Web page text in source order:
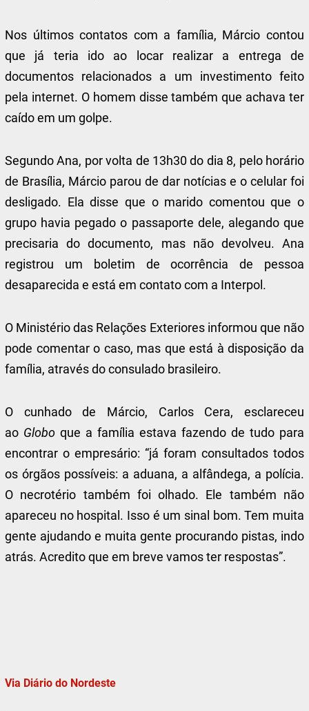
Nos últimos contatos com a família, Márcio contou
que já teria ido ao locar realizar a entrega de
documentos relacionados a um investimento feito
pela internet. O homem disse também que achava ter
caído em um golpe.
Segundo Ana, por volta de 13h30 do dia 8, pelo horário
de Brasília, Márcio parou de dar notícias e o celular foi
desligado. Ela disse que o marido comentou que o
grupo havia pegado o passaporte dele, alegando que
precisaria do documento, mas não devolveu. Ana
registrou um boletim de ocorrência de pessoa
desaparecida e está em contato com a Interpol.
O Ministério das Relações Exteriores informou que não
pode comentar o caso, mas que está à disposição da
família, através do consulado brasileiro.
O cunhado de Márcio, Carlos Cera, esclareceu
ao Globo que a família estava fazendo de tudo para
encontrar o empresário: “já foram consultados todos
os órgãos possíveis: a aduana, a alfândega, a polícia.
O necrotério também foi olhado. Ele também não
apareceu no hospital. Isso é um sinal bom. Tem muita
gente ajudando e muita gente procurando pistas, indo
atrás. Acredito que em breve vamos ter respostas”.
Via Diário do Nordeste